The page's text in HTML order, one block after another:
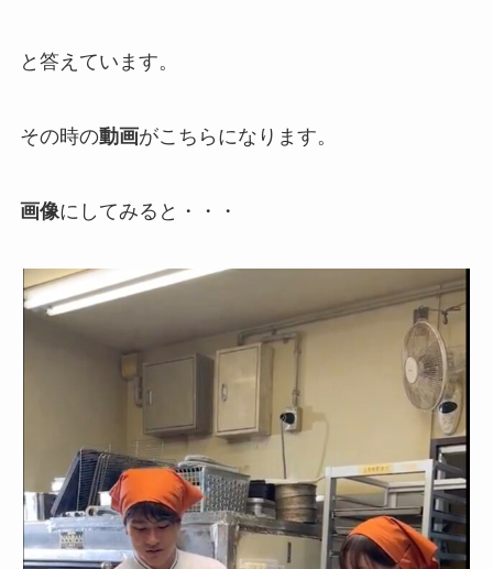
と答えています。
その時の動画がこちらになります。
画像にしてみると・・・